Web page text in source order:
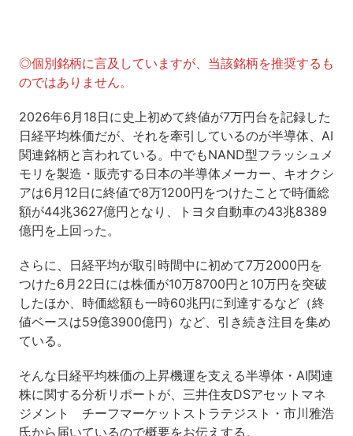
◎個別銘柄に言及していますが、当該銘柄を推奨するも
のではありません。
2026年6月18日に史上初めて終値が7万円台を記録した
日経平均株価だが、それを牽引しているのが半導体、AI
関連銘柄と言われている。中でもNAND型フラッシュメ
モリを製造・販売する日本の半導体メーカー、キオクシ
アは6月12日に終値で8万1200円をつけたことで時価総
額が44兆3627億円となり、トヨタ自動車の43兆8389
億円を上回った。
さらに、日経平均が取引時間中に初めて7万2000円を
つけた6月22日には株価が10万8700円と10万円を突破
したほか、時価総額も一時60兆円に到達するなど（終
値ベースは59億3900億円）など、引き続き注目を集め
ている。
そんな日経平均株価の上昇機運を支える半導体・AI関連
株に関する分析リポートが、三井住友DSアセットマネ
ジメント チーフマーケットストラテジスト・市川雅浩
氏から届いているので概要をお伝えする。